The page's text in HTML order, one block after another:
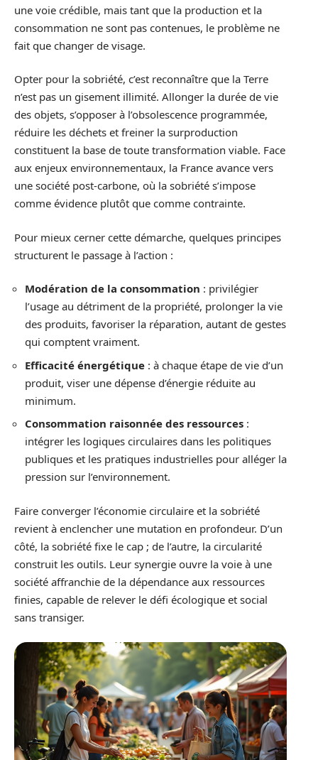
une voie crédible, mais tant que la production et la
consommation ne sont pas contenues, le problème ne
fait que changer de visage.
Opter pour la sobriété, c’est reconnaître que la Terre
n’est pas un gisement illimité. Allonger la durée de vie
des objets, s’opposer à l’obsolescence programmée,
réduire les déchets et freiner la surproduction
constituent la base de toute transformation viable. Face
aux enjeux environnementaux, la France avance vers
une société post-carbone, où la sobriété s’impose
comme évidence plutôt que comme contrainte.
Pour mieux cerner cette démarche, quelques principes
structurent le passage à l’action :
Modération de la consommation : privilégier
l’usage au détriment de la propriété, prolonger la vie
des produits, favoriser la réparation, autant de gestes
qui comptent vraiment.
Efficacité énergétique : à chaque étape de vie d’un
produit, viser une dépense d’énergie réduite au
minimum.
Consommation raisonnée des ressources :
intégrer les logiques circulaires dans les politiques
publiques et les pratiques industrielles pour alléger la
pression sur l’environnement.
Faire converger l’économie circulaire et la sobriété
revient à enclencher une mutation en profondeur. D’un
côté, la sobriété fixe le cap ; de l’autre, la circularité
construit les outils. Leur synergie ouvre la voie à une
société affranchie de la dépendance aux ressources
finies, capable de relever le défi écologique et social
sans transiger.